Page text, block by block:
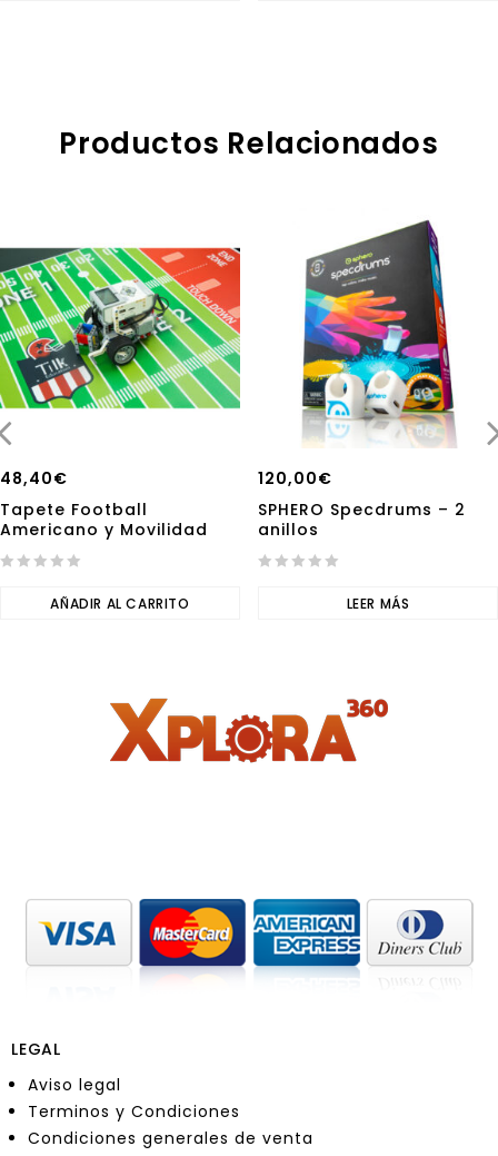
Productos Relacionados
48,40€
Tapete Football
Americano y Movilidad
AÑADIR AL CARRITO
120,00€
SPHERO Specdrums – 2
anillos
LEER MÁS
LEGAL
Aviso legal
Terminos y Condiciones
Condiciones generales de venta